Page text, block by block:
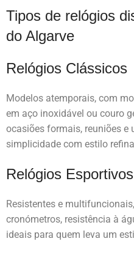
Tipos de relógios
do Algarve
Relógios Clássicos
Modelos atemporais, com
em aço inoxidável ou couro
ocasiões formais, reuniões
simplicidade com estilo
Relógios Esportivos
Resistentes e
cronómetros, resistência à
ideais para quem leva um